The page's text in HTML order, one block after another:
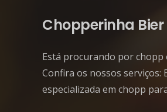
Chopperinha Bier
Está procurando por chopp
Confira os nossos serviços:
especializada em chopp